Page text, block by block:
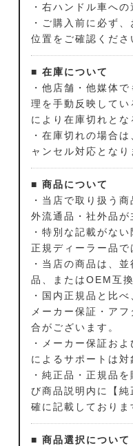
・右ハンドル車へ
・ご購入前に必ず
位置をご確認くださ
■ 在庫について
・他店舗・他媒体
理を手動反映して
により在庫切れとな
・在庫切れの場合
ャンセル対応となり
■ 商品について
・当店で取り扱う
外流通品・社外品が
・特別な記載がな
正規ディーラー品で
・当店の商品は、
品、またはOEM互
・国内正規品と比
メーカー保証・ア
合がございます。
・メーカー保証お
によるサポートは対
・純正品・正規品
び商品説明内に【
確に記載しておりま
■ 商品選択について